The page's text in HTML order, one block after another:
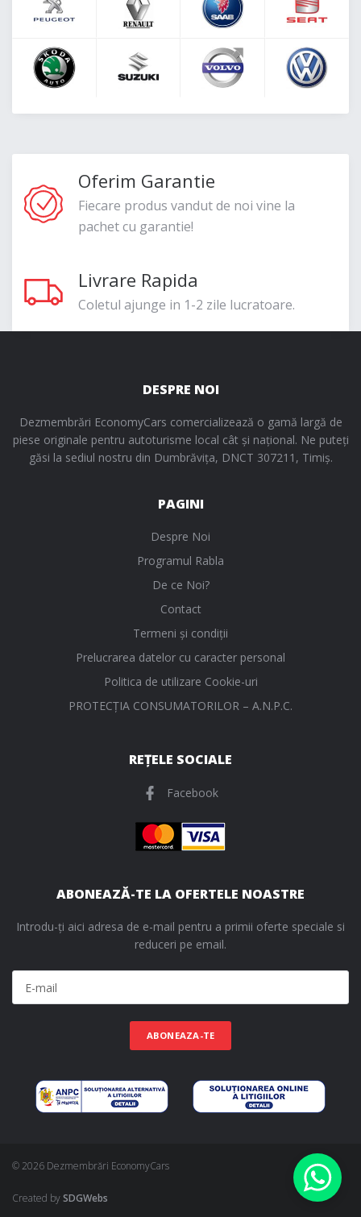
Oferim Garantie
Fiecare produs vandut de noi vine la
pachet cu garantie!
Livrare Rapida
Coletul ajunge in 1-2 zile lucratoare.
DESPRE NOI
Dezmembrări EconomyCars comercializează o gamă largă de
piese originale pentru autoturisme local cât și național. Ne puteți
găsi la sediul nostru din Dumbrăvița, DNCT 307211, Timiș.
PAGINI
Despre Noi
Programul Rabla
De ce Noi?
Contact
Termeni și condiții
Prelucrarea datelor cu caracter personal
Politica de utilizare Cookie-uri
PROTECŢIA CONSUMATORILOR – A.N.P.C.
REȚELE SOCIALE
Facebook
ABONEAZĂ-TE LA OFERTELE NOASTRE
Introdu-ți aici adresa de e-mail pentru a primii oferte speciale si
reduceri pe email.
ABONEAZA-TE
© 2026 Dezmembrări EconomyCars
Created bySDGWebs